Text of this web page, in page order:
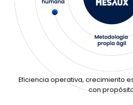
Eficiencia operativa, crecimiento
con